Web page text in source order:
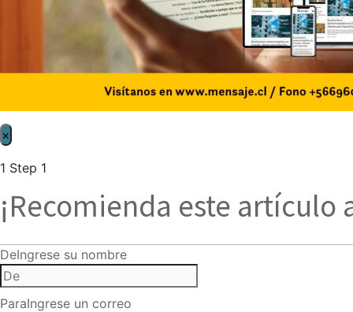
×
1 Step 1
¡Recomienda este artículo
DeIngrese su nombre
ParaIngrese un correo